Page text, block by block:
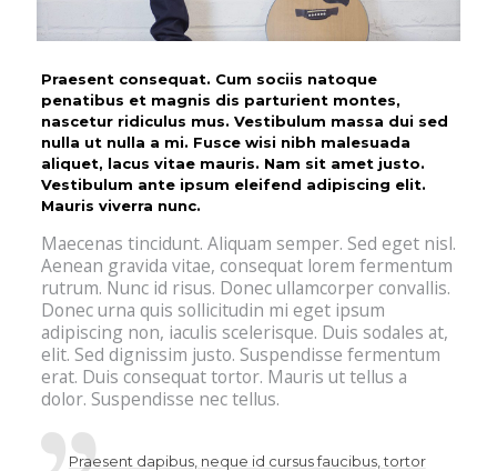
Praesent consequat. Cum sociis natoque
penatibus et magnis dis parturient montes,
nascetur ridiculus mus. Vestibulum massa dui sed
nulla ut nulla a mi. Fusce wisi nibh malesuada
aliquet, lacus vitae mauris. Nam sit amet justo.
Vestibulum ante ipsum eleifend adipiscing elit.
Mauris viverra nunc.
Maecenas tincidunt. Aliquam semper. Sed eget nisl.
Aenean gravida vitae, consequat lorem fermentum
rutrum. Nunc id risus. Donec ullamcorper convallis.
Donec urna quis sollicitudin mi eget ipsum
adipiscing non, iaculis scelerisque. Duis sodales at,
elit. Sed dignissim justo. Suspendisse fermentum
erat. Duis consequat tortor. Mauris ut tellus a
dolor. Suspendisse nec tellus.
Praesent dapibus, neque id cursus faucibus, tortor